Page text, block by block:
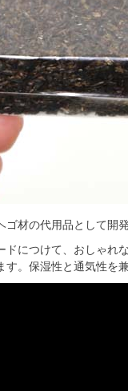
材の代用品として開
につけて、おしゃ
。保湿性と通気性を